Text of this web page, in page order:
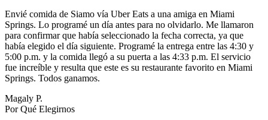
Envié comida de Siamo vía Uber Eats a una amiga en Miami
Springs. Lo programé un día antes para no olvidarlo. Me llamaron
para confirmar que había seleccionado la fecha correcta, ya que
había elegido el día siguiente. Programé la entrega entre las 4:30 y
5:00 p.m. y la comida llegó a su puerta a las 4:33 p.m. El servicio
fue increíble y resulta que este es su restaurante favorito en Miami
Springs. Todos ganamos.
Magaly P.
Por Qué Elegirnos